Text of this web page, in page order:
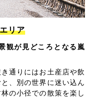
リア
観が見どころとなる嵐
通りにはお土産店や飲
、別の世界に迷い込ん
の小径での散策を楽し